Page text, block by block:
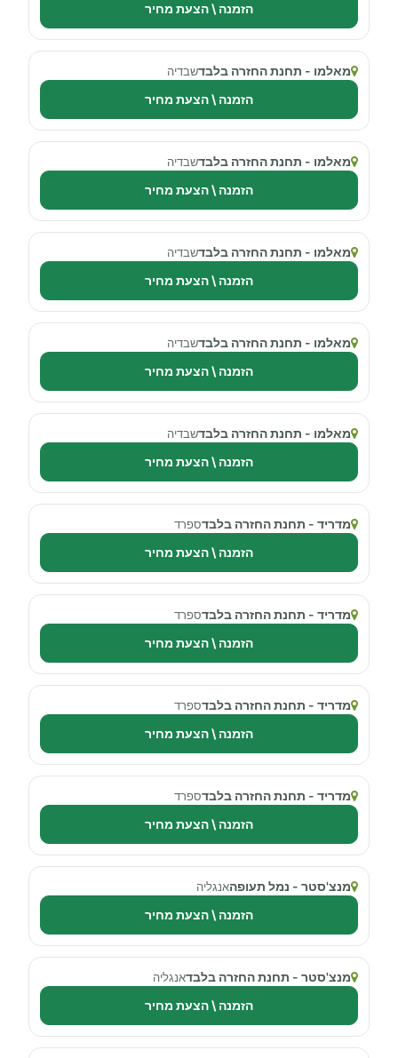
הזמנה \ הצעת מחיר
מאלמו - תחנת החזרה בלבדשבדיה
הזמנה \ הצעת מחיר
מאלמו - תחנת החזרה בלבדשבדיה
הזמנה \ הצעת מחיר
מאלמו - תחנת החזרה בלבדשבדיה
הזמנה \ הצעת מחיר
מאלמו - תחנת החזרה בלבדשבדיה
הזמנה \ הצעת מחיר
מאלמו - תחנת החזרה בלבדשבדיה
הזמנה \ הצעת מחיר
מדריד - תחנת החזרה בלבדספרד
הזמנה \ הצעת מחיר
מדריד - תחנת החזרה בלבדספרד
הזמנה \ הצעת מחיר
מדריד - תחנת החזרה בלבדספרד
הזמנה \ הצעת מחיר
מדריד - תחנת החזרה בלבדספרד
הזמנה \ הצעת מחיר
מנצ'סטר - נמל תעופהאנגליה
הזמנה \ הצעת מחיר
מנצ'סטר - תחנת החזרה בלבדאנגליה
הזמנה \ הצעת מחיר